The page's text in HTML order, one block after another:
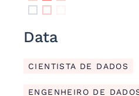
Data
CIENTISTA DE DADOS
ENGENHEIRO DE